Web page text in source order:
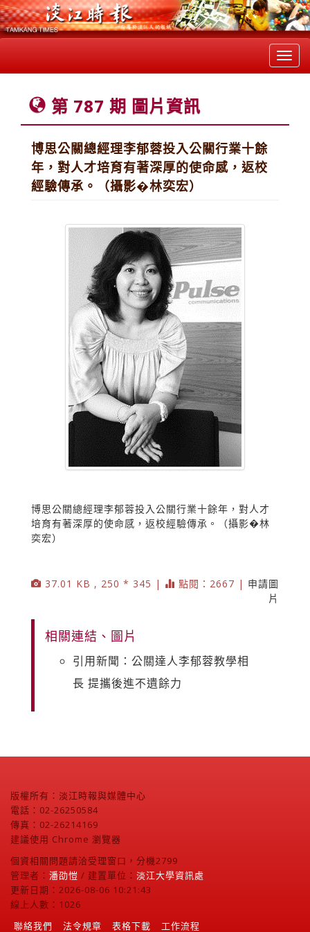
第 787 期 圖片資訊
博思公關總經理李郁蓉投入公關行業十餘
年，對人才培育有著深厚的使命感，返校
經驗傳承。（攝影�林奕宏）
博思公關總經理李郁蓉投入公關行業十餘年，對人才
培育有著深厚的使命感，返校經驗傳承。（攝影�林
奕宏）
37.01 KB , 250 * 345 | 點閱：2667 | 申請圖
片
相關連結、圖片
引用新聞：公關達人李郁蓉教學相
長 提攜後進不遺餘力
版權所有：淡江時報與媒體中心
電話：02-26250584
傳真：02-26214169
建議使用 Chrome 瀏覽器
個資相關問題請洽受理窗口，分機2799
管理者： 潘劭愷 / 建置單位： 淡江大學資訊處
更新日期：2026-08-06 10:21:43
線上人數：1026
聯絡我們
法令規章 表格下載 工作流程